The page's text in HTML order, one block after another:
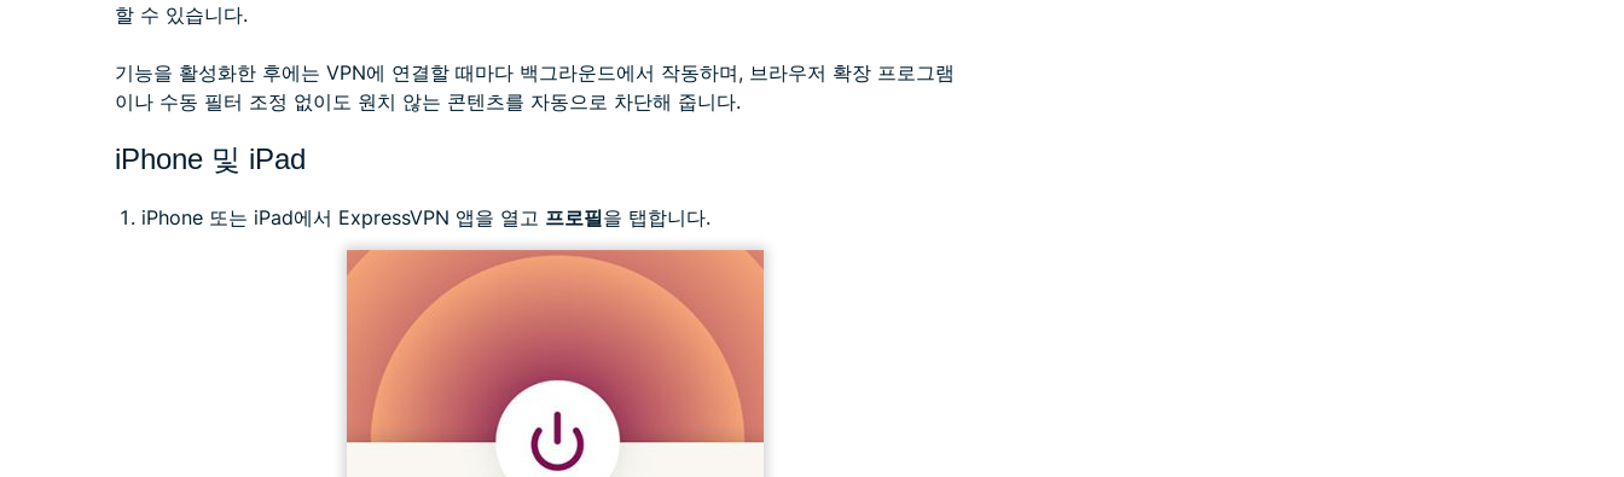
할 수 있습니다.
기능을 활성화한 후에는 VPN에 연결할 때마다 백그라운드에서 작동하며, 브라우저 확장 프로그램
이나 수동 필터 조정 없이도 원치 않는 콘텐츠를 자동으로 차단해 줍니다.
iPhone 및 iPad
iPhone 또는 iPad에서 ExpressVPN 앱을 열고 프로필을 탭합니다.